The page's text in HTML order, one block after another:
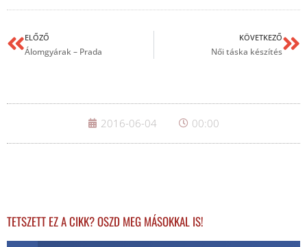
ELŐZŐ
Álomgyárak – Prada
KÖVETKEZŐ
Női táska készítés
2016-06-04 00:00
TETSZETT EZ A CIKK? OSZD MEG MÁSOKKAL IS!